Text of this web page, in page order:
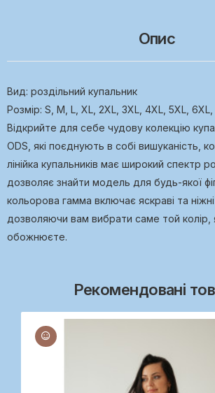
Опис
Вид: роздільний купальник
Розмір: S, M, L, XL, 2ХL, 3XL, 4XL, 5XL,
Відкрийте для себе чудову колекцію
ODS, які поєднують в собі вишуканість,
лінійка купальників має широкий спектр
дозволяє знайти модель для будь-якої
кольорова гамма включає яскраві та ніжні
дозволяючи вам вибрати саме той колір,
обожнюєте.
Рекомендовані